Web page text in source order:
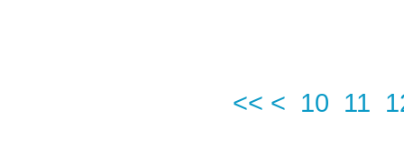
<< < 10 11